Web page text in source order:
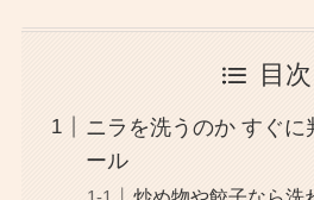
目次
ニラを洗うのか すぐに
ール